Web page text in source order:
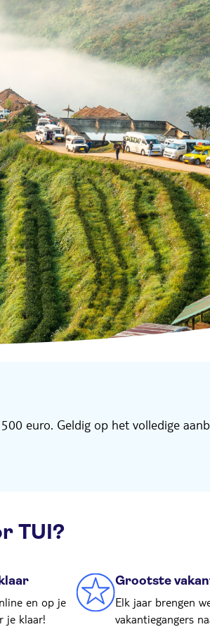
euro. Geldig op het volledige
TUI?
en op je
je klaar!
Grootste
Elk jaar brengen
vakantiegangers